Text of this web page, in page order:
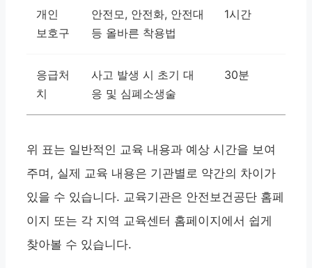
개인
보호구
안전모, 안전화, 안전대
등 올바른 착용법
1시간
응급처
치
사고 발생 시 초기 대
응 및 심폐소생술
30분
위 표는 일반적인 교육 내용과 예상 시간을 보여
주며, 실제 교육 내용은 기관별로 약간의 차이가
있을 수 있습니다. 교육기관은 안전보건공단 홈페
이지 또는 각 지역 교육센터 홈페이지에서 쉽게
찾아볼 수 있습니다.